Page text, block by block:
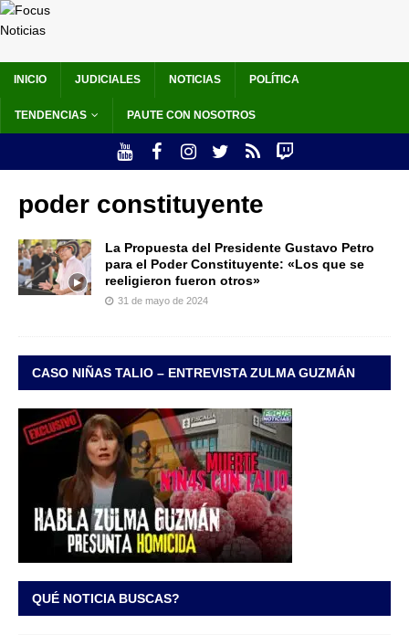
INICIO JUDICIALES NOTICIAS POLÍTICA
TENDENCIAS PAUTE CON NOSOTROS
poder constituyente
La Propuesta del Presidente Gustavo Petro
para el Poder Constituyente: «Los que se
reeligieron fueron otros»
31 de mayo de 2024
CASO NIÑAS TALIO – ENTREVISTA ZULMA GUZMÁN
QUÉ NOTICIA BUSCAS?